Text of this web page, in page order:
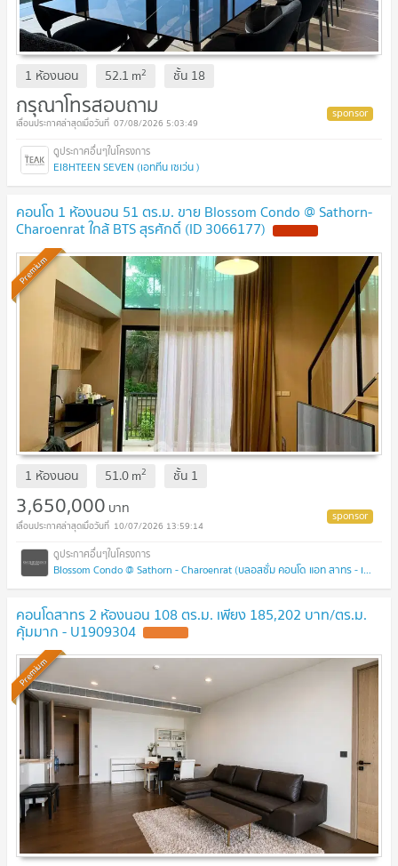
1 ห้องนอน 52.1 m2 ชั้น 18
กรุณาโทรสอบถาม
07/08/2026 5:03:49
EI8HTEEN SEVEN (เอททีน เซเว่น )
คอนโด 1 ห้องนอน 51 ตร.ม. ขาย Blossom Condo @ Sathorn-
Charoenrat ใกล้ BTS สุรศักดิ์ (ID 3066177)
Premium
1 ห้องนอน 51.0m2 ชั้น 1
3,650,000 บาท
10/07/2026 13:59:14
Blossom Condo @ Sathorn - Charoenrat (บลอสซั่ม คอนโด แอท สาทร - เจริญราษฎร์)
คอนโดสาทร 2 ห้องนอน 108 ตร.ม. เพียง 185,202 บาท/ตร.ม.
คุ้มมาก - U1909304
Premium